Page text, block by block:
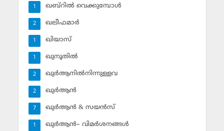
ഖബ്‌റില്‍ വെക്കുമ്പോള്‍
1
ഖലീഫമാര്‍
2
ഖിയാസ്
1
ഖുനൂതില്‍
1
ഖുര്‍ആനില്‍നിന്നുള്ളവ
2
ഖുര്‍ആന്‍
2
ഖുര്‍ആന്‍ & സയന്‍സ്‌
7
ഖുര്‍ആന്‍– വിമര്‍ശനങ്ങള്‍
1